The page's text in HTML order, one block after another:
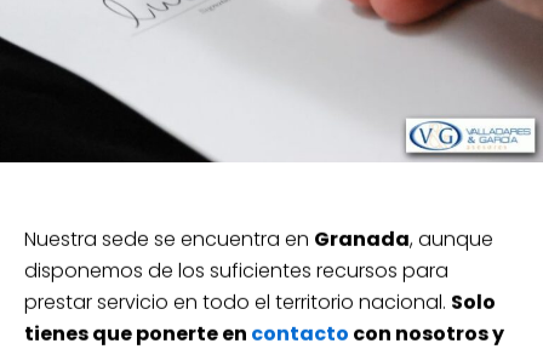
Nuestra sede se encuentra en Granada, aunque
disponemos de los suficientes recursos para
prestar servicio en todo el territorio nacional. Solo
tienes que ponerte en contacto con nosotros y